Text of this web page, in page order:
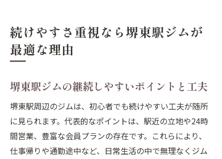
続けやすさ重視なら堺東駅ジムが
最適な理由
堺東駅ジムの継続しやすいポイントと工夫
堺東駅周辺のジムは、初心者でも続けやすい工夫が随所
に見られます。代表的なポイントは、駅近の立地や24時
間営業、豊富な会員プランの存在です。これらにより、
仕事帰りや通勤途中など、日常生活の中で無理なくジム